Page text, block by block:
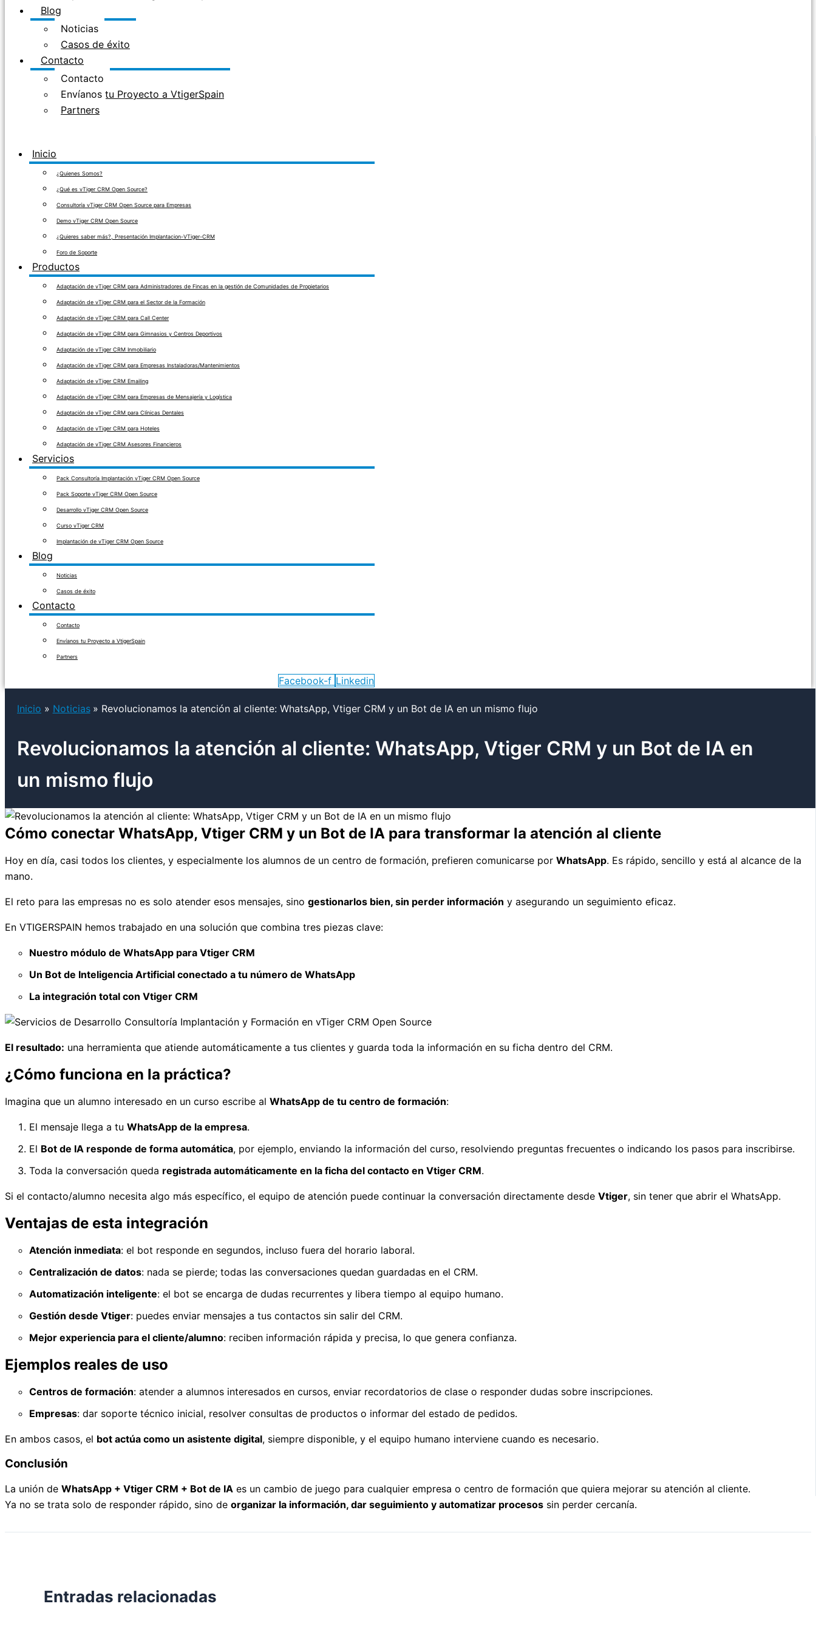
Blog
Noticias
Casos de éxito
Contacto
Contacto
Envíanos tu Proyecto a VtigerSpain
Partners
Inicio
¿Quienes Somos?
¿Qué es vTiger CRM Open Source?
Consultoría vTiger CRM Open Source para Empresas
Demo vTiger CRM Open Source
¿Quieres saber más?, Presentación Implantacion-VTiger-CRM
Foro de Soporte
Productos
Adaptación de vTiger CRM para Administradores de Fincas en la gestión de Comunidades de Propietarios
Adaptación de vTiger CRM para el Sector de la Formación
Adaptación de vTiger CRM para Call Center
Adaptación de vTiger CRM para Gimnasios y Centros Deportivos
Adaptación de vTiger CRM Inmobiliario
Adaptación de vTiger CRM para Empresas Instaladoras/Mantenimientos
Adaptación de vTiger CRM Emailing
Adaptación de vTiger CRM para Empresas de Mensajería y Logística
Adaptación de vTiger CRM para Clínicas Dentales
Adaptación de vTiger CRM para Hoteles
Adaptación de vTiger CRM Asesores Financieros
Servicios
Pack Consultoría Implantación vTiger CRM Open Source
Pack Soporte vTiger CRM Open Source
Desarrollo vTiger CRM Open Source
Curso vTiger CRM
Implantación de vTiger CRM Open Source
Blog
Noticias
Casos de éxito
Contacto
Contacto
Envíanos tu Proyecto a VtigerSpain
Partners
Facebook-f Linkedin
Inicio Noticias Revolucionamos la atención al cliente: WhatsApp, Vtiger CRM y un Bot de IA en un mismo flujo
Revolucionamos la atención al cliente: WhatsApp, Vtiger CRM y un Bot de IA en
un mismo flujo
Cómo conectar WhatsApp, Vtiger CRM y un Bot de IA para transformar la atención al cliente
Hoy en día, casi todos los clientes, y especialmente los alumnos de un centro de formación, prefieren comunicarse por WhatsApp. Es rápido, sencillo y está al alcance de la
mano.
El reto para las empresas no es solo atender esos mensajes, sino gestionarlos bien, sin perder información y asegurando un seguimiento eficaz.
En VTIGERSPAIN hemos trabajado en una solución que combina tres piezas clave:
Nuestro módulo de WhatsApp para Vtiger CRM
Un Bot de Inteligencia Artificial conectado a tu número de WhatsApp
La integración total con Vtiger CRM
El resultado: una herramienta que atiende automáticamente a tus clientes y guarda toda la información en su ficha dentro del CRM.
¿Cómo funciona en la práctica?
Imagina que un alumno interesado en un curso escribe al WhatsApp de tu centro de formación:
El mensaje llega a tu WhatsApp de la empresa.
El Bot de IA responde de forma automática, por ejemplo, enviando la información del curso, resolviendo preguntas frecuentes o indicando los pasos para inscribirse.
Toda la conversación queda registrada automáticamente en la ficha del contacto en Vtiger CRM.
Si el contacto/alumno necesita algo más específico, el equipo de atención puede continuar la conversación directamente desde Vtiger, sin tener que abrir el WhatsApp.
Ventajas de esta integración
Atención inmediata: el bot responde en segundos, incluso fuera del horario laboral.
Centralización de datos: nada se pierde; todas las conversaciones quedan guardadas en el CRM.
Automatización inteligente: el bot se encarga de dudas recurrentes y libera tiempo al equipo humano.
Gestión desde Vtiger: puedes enviar mensajes a tus contactos sin salir del CRM.
Mejor experiencia para el cliente/alumno: reciben información rápida y precisa, lo que genera confianza.
Ejemplos reales de uso
Centros de formación: atender a alumnos interesados en cursos, enviar recordatorios de clase o responder dudas sobre inscripciones.
Empresas: dar soporte técnico inicial, resolver consultas de productos o informar del estado de pedidos.
En ambos casos, el bot actúa como un asistente digital, siempre disponible, y el equipo humano interviene cuando es necesario.
Conclusión
La unión de WhatsApp + Vtiger CRM + Bot de IA es un cambio de juego para cualquier empresa o centro de formación que quiera mejorar su atención al cliente.
Ya no se trata solo de responder rápido, sino de organizar la información, dar seguimiento y automatizar procesos sin perder cercanía.
Entradas relacionadas